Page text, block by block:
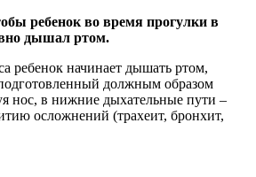
ребенок во время прогулки в
дышал ртом.
ребенок начинает дышать ртом,
должным образом
нос, в нижние дыхательные пути –
осложнений (трахеит, бронхит,